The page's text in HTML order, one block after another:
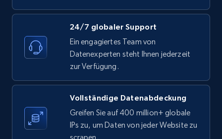
Etsy - Collect data on products using
specified keywords
URL, Product id, Listing inventory id, Title, Rating,
Reviews count shop, Reviews count item, Initial
price, and more.
24/7 globaler Support
Ein engagiertes Team von
Datenexperten steht Ihnen jederzeit
zur Verfügung.
Vollständige Datenabdeckung
Greifen Sie auf 400 million+ globale
IPs zu, um Daten von jeder Website zu